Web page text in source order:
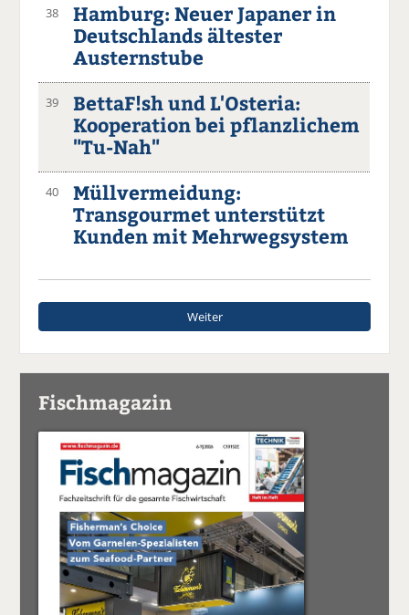
38
Hamburg: Neuer Japaner in
Deutschlands ältester
Austernstube
39
BettaF!sh und L'Osteria:
Kooperation bei pflanzlichem
"Tu-Nah"
40
Müllvermeidung:
Transgourmet unterstützt
Kunden mit Mehrwegsystem
Weiter
Fischmagazin